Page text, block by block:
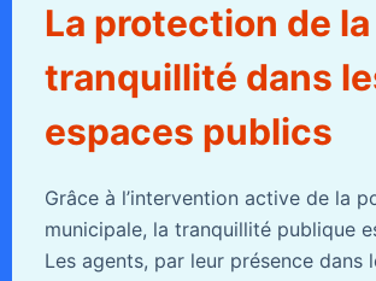
La protection de la
tranquillité dans
espaces publics
Grâce à l’intervention active de la
municipale, la tranquillité publique
Les agents, par leur présence dans